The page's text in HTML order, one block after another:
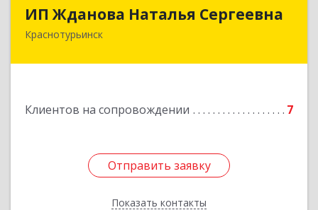
ИП Жданова Наталья Сергеевна
Краснотурьинск
Клиентов на сопровождении 7
Отправить заявку
Показать контакты
Отправить заявку
Назад